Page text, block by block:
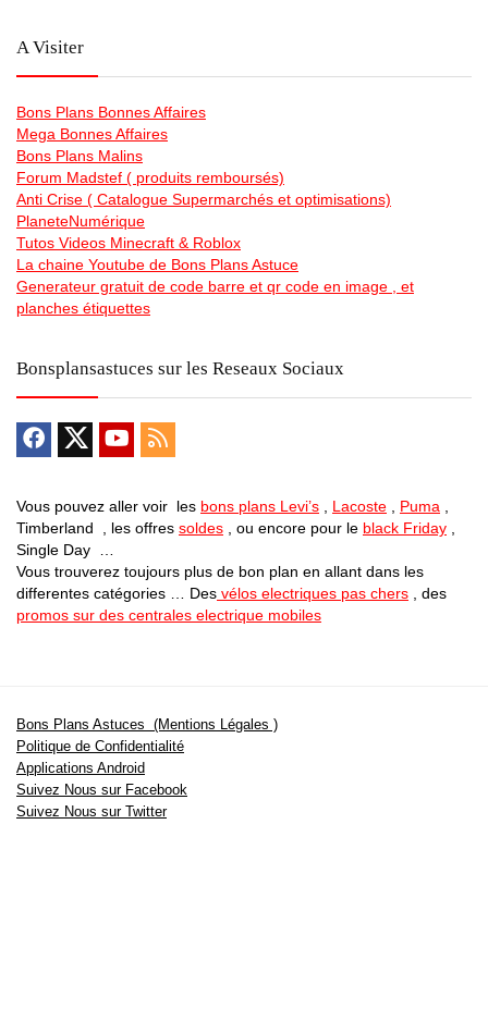
A Visiter
Bons Plans Bonnes Affaires
Mega Bonnes Affaires
Bons Plans Malins
Forum Madstef ( produits remboursés)
Anti Crise ( Catalogue Supermarchés et optimisations)
PlaneteNumérique
Tutos Videos Minecraft & Roblox
La chaine Youtube de Bons Plans Astuce
Generateur gratuit de code barre et qr code en image , et
planches étiquettes
Bonsplansastuces sur les Reseaux Sociaux
Vous pouvez aller voir les bons plans Levi’s , Lacoste , Puma ,
Timberland , les offres soldes , ou encore pour le black Friday ,
Single Day …
Vous trouverez toujours plus de bon plan en allant dans les
differentes catégories … Des vélos electriques pas chers , des
promos sur des centrales electrique mobiles
Bons Plans Astuces (Mentions Légales )
Politique de Confidentialité
Applications Android
Suivez Nous sur Facebook
Suivez Nous sur Twitter